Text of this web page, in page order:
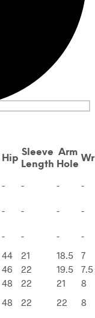
Hip
Sleeve
Length
Arm
Hole
- - -
-
- - -
-
- - -
-
44 21 18.5
7
46 22 19.5
7.5
48 22 21
8
48 22 22 8